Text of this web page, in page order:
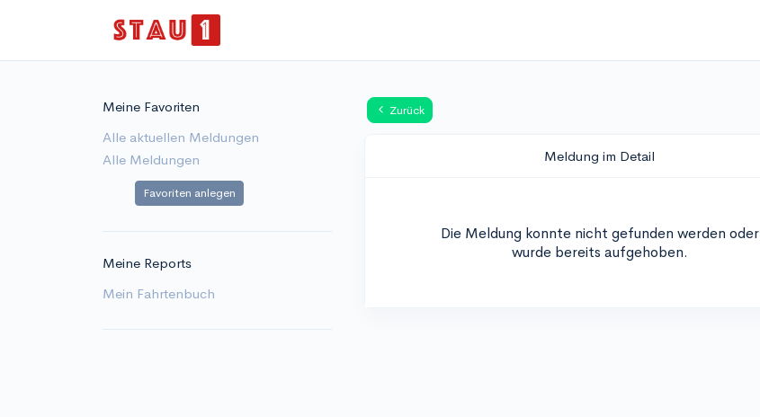
Meine Favoriten
Alle aktuellen Meldungen
Alle Meldungen
Favoriten anlegen
Meine Reports
Mein Fahrtenbuch
Zurück
Meldung im Detail
Die Meldung konnte nicht gefunden werden oder
wurde bereits aufgehoben.